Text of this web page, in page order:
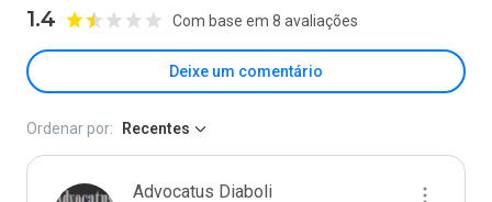
1.4 Com base em 8 avaliações
Deixe um comentário
Ordenar por: Recentes
Advocatus Diaboli